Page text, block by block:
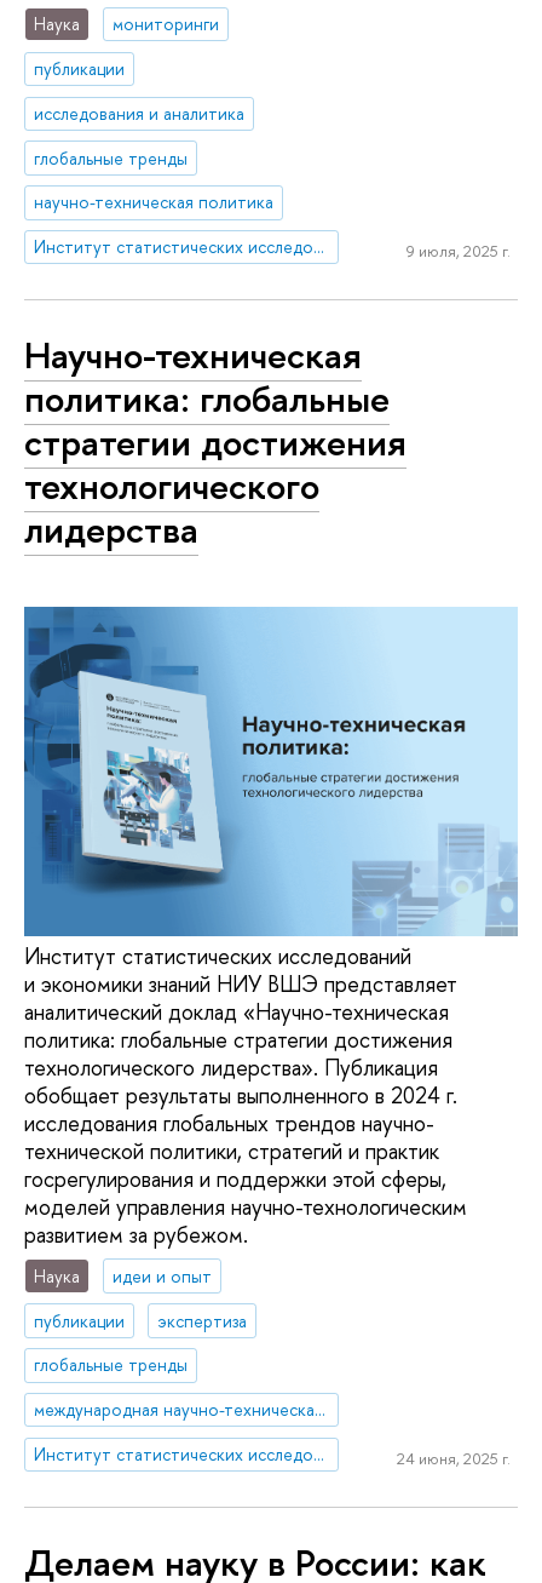
Наука
мониторинги
публикации
исследования и аналитика
глобальные тренды
научно-техническая политика
Институт статистических исследований и экономики знаний
9 июля, 2025 г.
Научно-техническая
политика: глобальные
стратегии достижения
технологического
лидерства
Институт статистических исследований
и экономики знаний НИУ ВШЭ представляет
аналитический доклад «Научно-техническая
политика: глобальные стратегии достижения
технологического лидерства». Публикация
обобщает результаты выполненного в 2024 г.
исследования глобальных трендов научно-
технической политики, стратегий и практик
госрегулирования и поддержки этой сферы,
моделей управления научно-технологическим
развитием за рубежом.
Наука
идеи и опыт
публикации
экспертиза
глобальные тренды
международная научно-техническая политика
Институт статистических исследований и экономики знаний
24 июня, 2025 г.
Делаем науку в России: как